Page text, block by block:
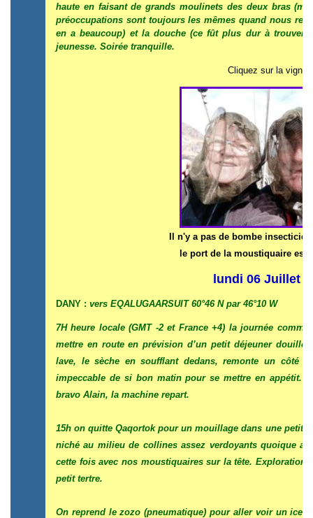
haute en faisant de grands moulinets des deux bras
préoccupations sont toujours les mêmes quand nous
en a beaucoup) et la douche (ce fût plus dur à trouver)
jeunesse. Soirée tranquille.
Cliquez sur la
Il n'y a pas de bombe
le port de la moustiquaire est
lundi 06 Juillet
DANY : vers EQALUGAARSUIT 60°46 N par 46°10 W
7H heure locale (GMT -2 et France +4) la journée
mettre en route en prévision d’un petit déjeuner
lave, le sèche en soufflant dedans, remonte un côté
impeccable de si bon matin pour se mettre en appétit.
bravo Alain, la machine repart.
15h on quitte Qaqortok pour un mouillage dans une
niché au milieu de collines assez verdoyants quoique
cette fois avec nos moustiquaires sur la tête. Exploration
petit tertre.
On reprend le zozo (pneumatique) pour aller voir un